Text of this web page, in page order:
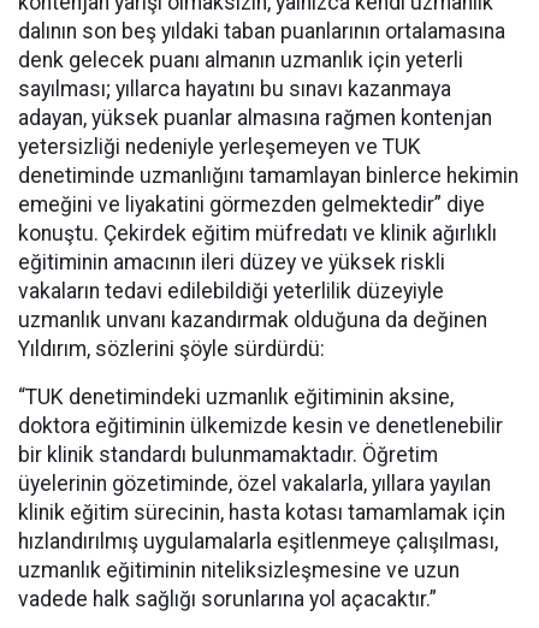
dalının son beş yıldaki taban puanlarının ortalamasına
denk gelecek puanı almanın uzmanlık için yeterli
sayılması; yıllarca hayatını bu sınavı kazanmaya
adayan, yüksek puanlar almasına rağmen kontenjan
yetersizliği nedeniyle yerleşemeyen ve TUK
denetiminde uzmanlığını tamamlayan binlerce hekimin
emeğini ve liyakatini görmezden gelmektedir” diye
konuştu. Çekirdek eğitim müfredatı ve klinik ağırlıklı
eğitiminin amacının ileri düzey ve yüksek riskli
vakaların tedavi edilebildiği yeterlilik düzeyiyle
uzmanlık unvanı kazandırmak olduğuna da değinen
Yıldırım, sözlerini şöyle sürdürdü:
“TUK denetimindeki uzmanlık eğitiminin aksine,
doktora eğitiminin ülkemizde kesin ve denetlenebilir
bir klinik standardı bulunmamaktadır. Öğretim
üyelerinin gözetiminde, özel vakalarla, yıllara yayılan
klinik eğitim sürecinin, hasta kotası tamamlamak için
hızlandırılmış uygulamalarla eşitlenmeye çalışılması,
uzmanlık eğitiminin niteliksizleşmesine ve uzun
vadede halk sağlığı sorunlarına yol açacaktır.”